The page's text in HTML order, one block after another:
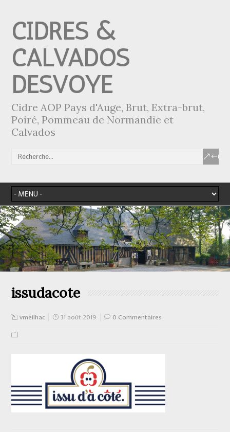
CIDRES &
CALVADOS
DESVOYE
Cidre AOP Pays d'Auge, Brut, Extra-brut,
Poiré, Pommeau de Normandie et
Calvados
issudacote
vmeilhac 31 août 2019 0 Commentaires